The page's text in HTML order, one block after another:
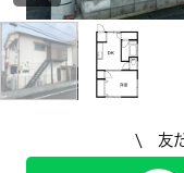
\ 友だ